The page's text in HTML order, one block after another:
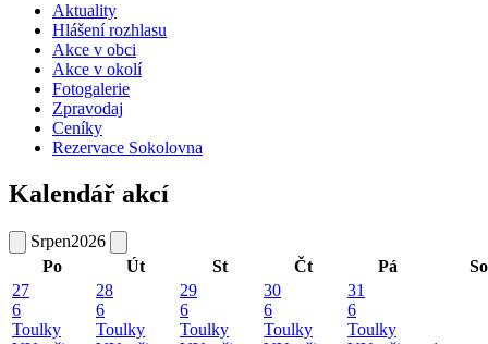
Aktuality
Hlášení rozhlasu
Akce v obci
Akce v okolí
Fotogalerie
Zpravodaj
Ceníky
Rezervace Sokolovna
Kalendář akcí
Srpen2026
Po
Út St Čt Pá
So
27
6
Toulky
28
6
Toulky
29
6
Toulky
30
6
Toulky
31
6
Toulky